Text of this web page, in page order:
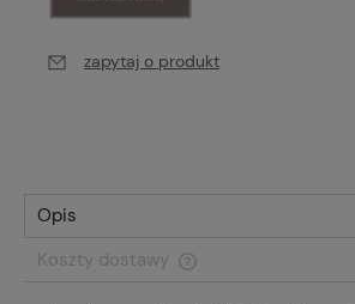
zapytaj o produkt
Opis
Koszty dostawy
Cena nie zawiera ewentualnych kosztów